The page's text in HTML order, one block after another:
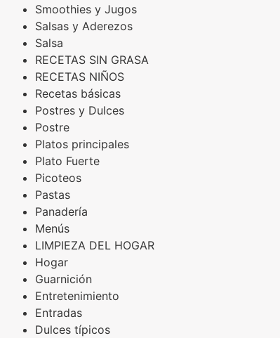
Smoothies y Jugos
Salsas y Aderezos
Salsa
RECETAS SIN GRASA
RECETAS NIÑOS
Recetas básicas
Postres y Dulces
Postre
Platos principales
Plato Fuerte
Picoteos
Pastas
Panadería
Menús
LIMPIEZA DEL HOGAR
Hogar
Guarnición
Entretenimiento
Entradas
Dulces típicos